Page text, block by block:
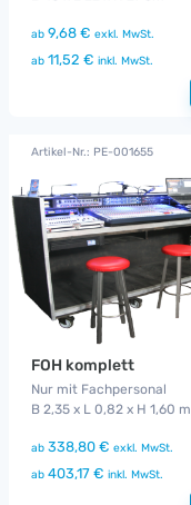
ab 9,68 € exkl. MwSt.
ab 11,52 € inkl. MwSt.
Artikel-Nr.: PE-001655
FOH komplett
Nur mit Fachpersonal
B 2,35 x L 0,82 x H 1,60 m
ab 338,80 € exkl. MwSt.
ab 403,17 € inkl. MwSt.